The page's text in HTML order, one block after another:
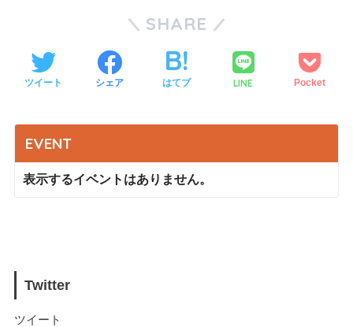
SHARE
ツイート シェア はてブ LINE Pocket
EVENT
表示するイベントはありません。
Twitter
ツイート